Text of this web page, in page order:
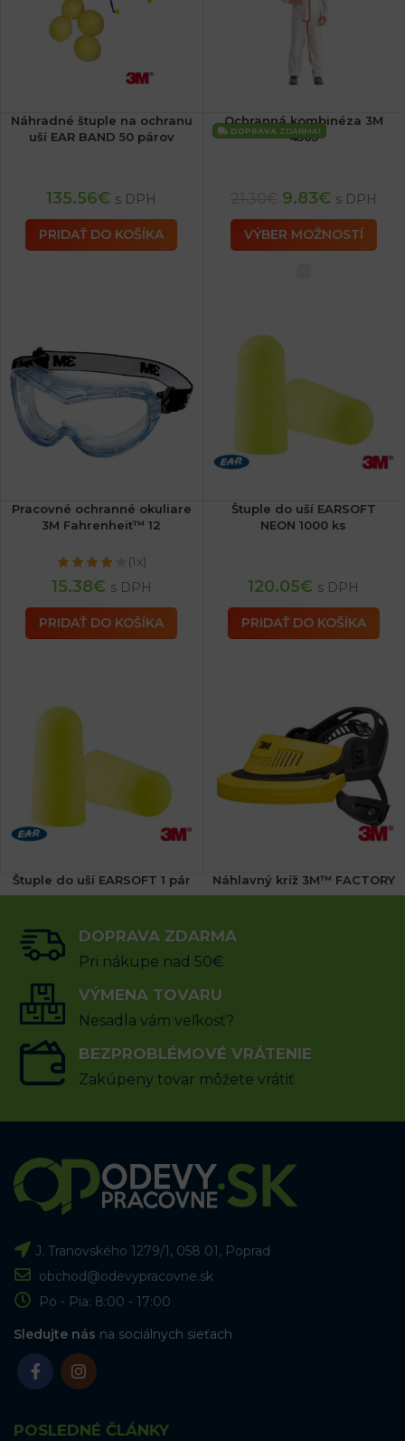
Náhradné štuple na ochranu
uší EAR BAND 50 párov
135.56€ s DPH
PRIDAŤ DO KOŠÍKA
Ochranná kombinéza 3M
4565
9.83€ s DPH
VÝBER MOŽNOSTÍ
Pracovné ochranné okuliare
3M Fahrenheit™ 12
(1x)
15.38€ s DPH
PRIDAŤ DO KOŠÍKA
DOPRAVA ZDARMA!
Štuple do uší EARSOFT
NEON 1000 ks
120.05€ s DPH
PRIDAŤ DO KOŠÍKA
Štuple do uší EARSOFT 1 pár
(1x)
0.30€ s DPH
PRIDAŤ DO KOŠÍKA
Náhlavný kríž 3M™ FACTORY
DOPRAVA ZDARMA
Pri nákupe nad 50€
VÝMENA TOVARU
Nesadla vám veľkosť?
BEZPROBLÉMOVÉ VRÁTENIE
Zakúpeny tovar môžete vrátiť
J. Tranovského 1279/1, 058 01, Poprad
obchod@odevypracovne.sk
Po - Pia: 8:00 - 17:00
Sledujte nás na sociálnych sieťach
POSLEDNÉ ČLÁNKY